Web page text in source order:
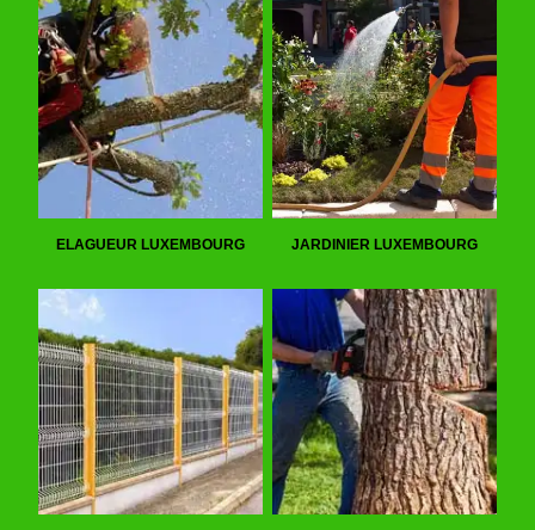
ELAGUEUR LUXEMBOURG JARDINIER LUXEMBOURG